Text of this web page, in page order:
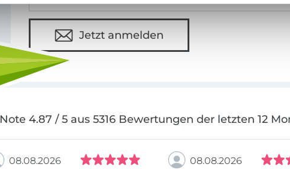
Jetzt anmelden
Note 4.87 / 5 aus 5316 Bewertungen der letzten 12
08.08.2026
08.08.2026